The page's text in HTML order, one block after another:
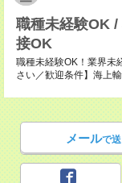
職種未経験OK
接OK
職種未経験OK！業界未
さい／歓迎条件】海上
メールで